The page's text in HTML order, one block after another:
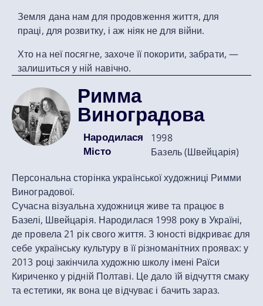
Земля дана нам для продовження життя, для
праці, для розвитку, і аж ніяк не для війни.
Хто на неї посягне, захоче її покорити, забрати, —
залишиться у ній навічно.
Римма
Виноградова
Народилася 1998
Місто
Базель (Швейцарія)
Персональна сторінка української художниці Римми
Виноградової.
Сучасна візуальна художниця живе та працює в
Базелі, Швейцарія. Народилася 1998 року в Україні,
де провела 21 рік свого життя. З юності відкриває для
себе українську культуру в її різноманітних проявах: у
2013 році закінчила художню школу імені Раїси
Кириченко у рідній Полтаві. Це дало їй відчуття смаку
та естетики, як вона це відчуває і бачить зараз.